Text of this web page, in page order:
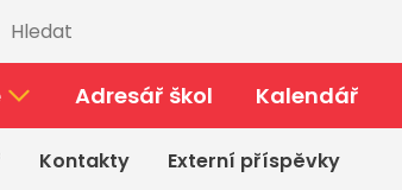
Adresář škol Kalendář
Kontakty Externí příspěvky